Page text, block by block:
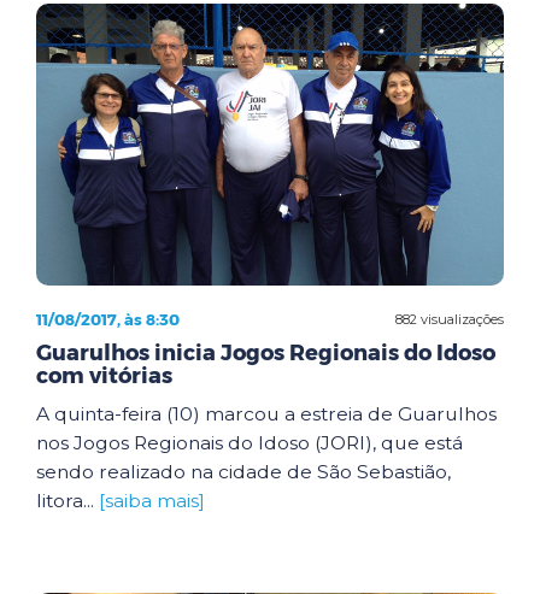
882 visualizações
11/08/2017, às 8:30
Guarulhos inicia Jogos Regionais do Idoso
com vitórias
A quinta-feira (10) marcou a estreia de Guarulhos
nos Jogos Regionais do Idoso (JORI), que está
sendo realizado na cidade de São Sebastião,
litora... [saiba mais]